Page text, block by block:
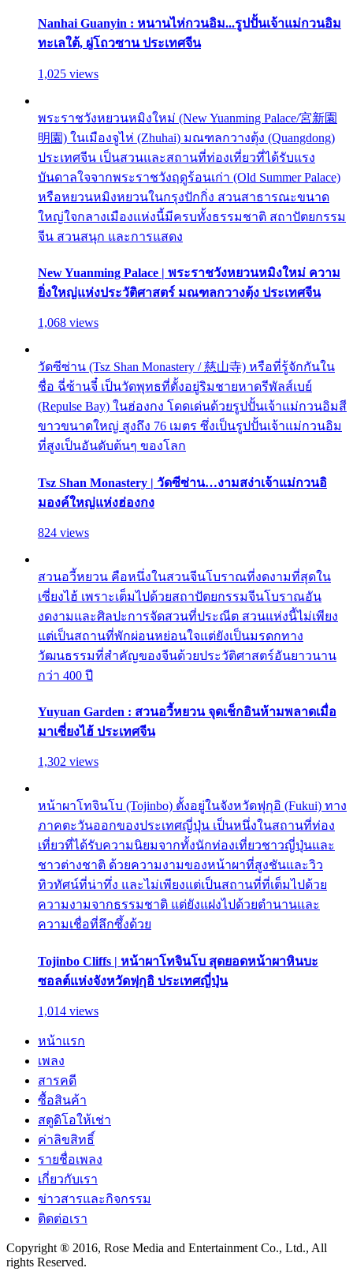
Nanhai Guanyin : หนานไห่กวนอิม...รูปปั้นเจ้าแม่กวนอิม
ทะเลใต้, ผู่โถวซาน ประเทศจีน
1,025 views
พระราชวังหยวนหมิงใหม่ (New Yuanming Palace/宮新園
明園) ในเมืองจูไห่ (Zhuhai) มณฑลกวางตุ้ง (Quangdong)
ประเทศจีน เป็นสวนและสถานที่ท่องเที่ยวที่ได้รับแรง
บันดาลใจจากพระราชวังฤดูร้อนเก่า (Old Summer Palace)
หรือหยวนหมิงหยวนในกรุงปักกิ่ง สวนสาธารณะขนาด
ใหญ่ใจกลางเมืองแห่งนี้มีครบทั้งธรรมชาติ สถาปัตยกรรม
จีน สวนสนุก และการแสดง
New Yuanming Palace | พระราชวังหยวนหมิงใหม่ ความ
ยิ่งใหญ่แห่งประวัติศาสตร์ มณฑลกวางตุ้ง ประเทศจีน
1,068 views
วัดซีซ่าน (Tsz Shan Monastery / 慈山寺) หรือที่รู้จักกันใน
ชื่อ ฉี่ซ้านจี๋ เป็นวัดพุทธที่ตั้งอยู่ริมชายหาดรีพัลส์เบย์
(Repulse Bay) ในฮ่องกง โดดเด่นด้วยรูปปั้นเจ้าแม่กวนอิมสี
ขาวขนาดใหญ่ สูงถึง 76 เมตร ซึ่งเป็นรูปปั้นเจ้าแม่กวนอิม
ที่สูงเป็นอันดับต้นๆ ของโลก
Tsz Shan Monastery | วัดซีซ่าน…งามสง่าเจ้าแม่กวนอิ
มองค์ใหญ่แห่งฮ่องกง
824 views
สวนอวี้หยวน คือหนึ่งในสวนจีนโบราณที่งดงามที่สุดใน
เซี่ยงไฮ้ เพราะเต็มไปด้วยสถาปัตยกรรมจีนโบราณอัน
งดงามและศิลปะการจัดสวนที่ประณีต สวนแห่งนี้ไม่เพียง
แต่เป็นสถานที่พักผ่อนหย่อนใจแต่ยังเป็นมรดกทาง
วัฒนธรรมที่สำคัญของจีนด้วยประวัติศาสตร์อันยาวนาน
กว่า 400 ปี
Yuyuan Garden : สวนอวี้หยวน จุดเช็กอินห้ามพลาดเมื่อ
มาเซี่ยงไฮ้ ประเทศจีน
1,302 views
หน้าผาโทจินโบ (Tojinbo) ตั้งอยู่ในจังหวัดฟุกุอิ (Fukui) ทาง
ภาคตะวันออกของประเทศญี่ปุ่น เป็นหนึ่งในสถานที่ท่อง
เที่ยวที่ได้รับความนิยมจากทั้งนักท่องเที่ยวชาวญี่ปุ่นและ
ชาวต่างชาติ ด้วยความงามของหน้าผาที่สูงชันและวิว
ทิวทัศน์ที่น่าทึ่ง และไม่เพียงแต่เป็นสถานที่ที่เต็มไปด้วย
ความงามจากธรรมชาติ แต่ยังแฝงไปด้วยตำนานและ
ความเชื่อที่ลึกซึ้งด้วย
Tojinbo Cliffs | หน้าผาโทจินโบ สุดยอดหน้าผาหินบะ
ซอลต์แห่งจังหวัดฟุกุอิ ประเทศญี่ปุ่น
1,014 views
หน้าแรก
เพลง
สารคดี
ซื้อสินค้า
สตูดิโอให้เช่า
ค่าลิขสิทธิ์
รายชื่อเพลง
เกี่ยวกับเรา
ข่าวสารและกิจกรรม
ติดต่อเรา
Copyright ® 2016, Rose Media and Entertainment Co., Ltd., All
rights Reserved.